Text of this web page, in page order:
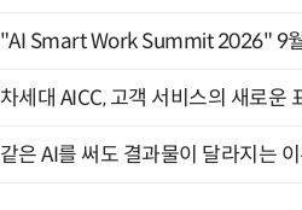
"AI Smart Work Summit 2026" 9
차세대 AICC, 고객 서비스의 새로운
같은 AI를 써도 결과물이 달라지는